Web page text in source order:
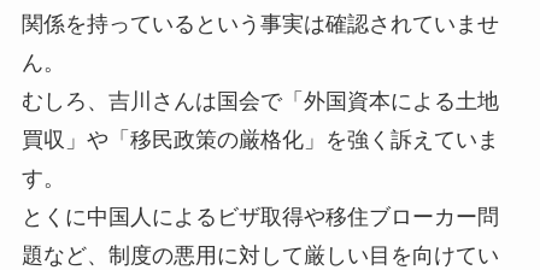
関係を持っているという事実は確認されていませ
ん。
むしろ、吉川さんは国会で「外国資本による土地
買収」や「移民政策の厳格化」を強く訴えていま
す。
とくに中国人によるビザ取得や移住ブローカー問
題など、制度の悪用に対して厳しい目を向けてい